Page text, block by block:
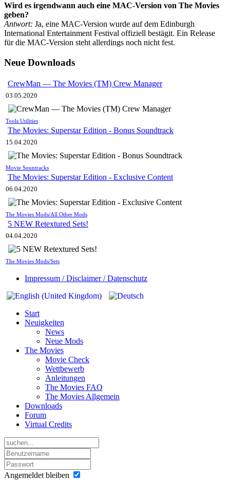
Wird es irgendwann auch eine MAC-Version von The Movies
geben?
Antwort: Ja, eine MAC-Version wurde auf dem Edinburgh
International Entertainment Festival offiziell bestägit. Ein Release
für die MAC-Version steht allerdings noch nicht fest.
Neue Downloads
CrewMan — The Movies (TM) Crew Manager
03.05.2020
Tools Utilities
The Movies: Superstar Edition - Bonus Soundtrack
15.04.2020
Movie Sountracks
The Movies: Superstar Edition - Exclusive Content
06.04.2020
The Movies Mods/All Other Mods
5 NEW Retextured Sets!
04.04.2020
The Movies Mods/Sets
Impressum / Disclaimer / Datenschutz
Start
Neuigkeiten
News
Neue Mods
The Movies
Movie Check
Wettbewerb
Anleitungen
The Movies FAQ
The Movies Allgemein
Downloads
Forum
Virtual Credits
Angemeldet bleiben